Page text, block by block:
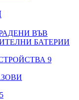
ВЪВ
БАТЕРИИ
9